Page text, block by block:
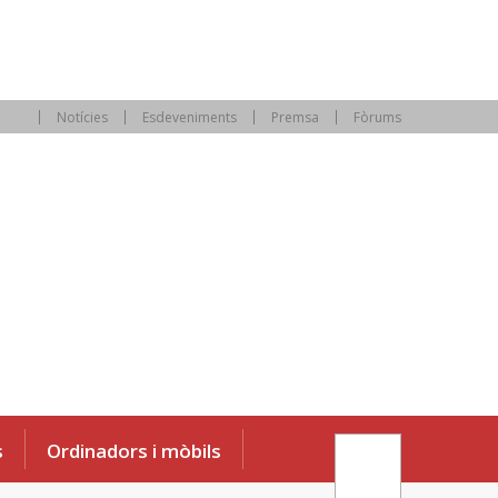
Notícies Esdeveniments Premsa Fòrums
Ordinadors i mòbils